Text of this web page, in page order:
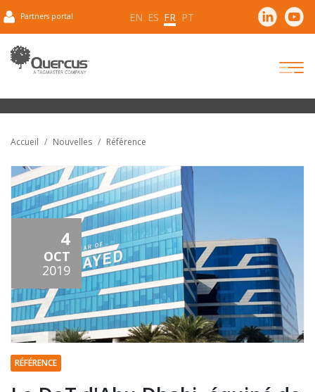
Partners portal EN ES FR PT
Accueil Nouvelles Référence
4
OCT
2019
RÉFÉRENCE